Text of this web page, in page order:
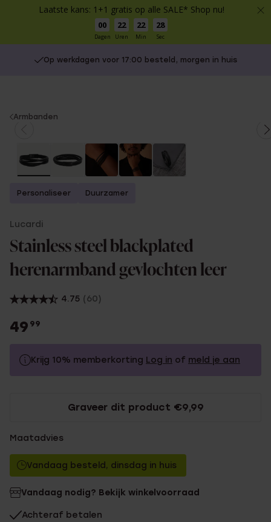
Laatste kans: 1+1 gratis op alle SALE* Shop nu!
00
Dagen
22
Uren
22
Min
28
Sec
Op werkdagen voor 17:00 besteld, morgen in huis
You
Armbanden
Personaliseer Duurzamer
Lucardi
Stainless steel blackplated
herenarmband gevlochten leer
4.75 (60)
49 99
Krijg 10% memberkorting Log in of meld je aan
Met memberkortingGraveer dit product €9,99
Maatadvies
Vandaag besteld, dinsdag in huis
Vandaag nodig? Bekijk winkelvoorraad
Achteraf betalen